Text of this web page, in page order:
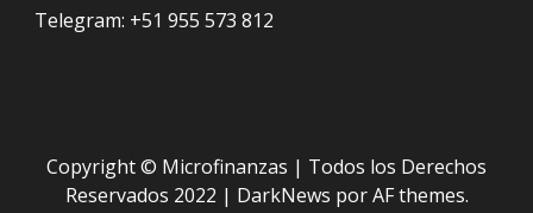
Telegram: +51 955 573 812
Copyright © Microfinanzas | Todos los Derechos
Reservados 2022 | DarkNews por AF themes.